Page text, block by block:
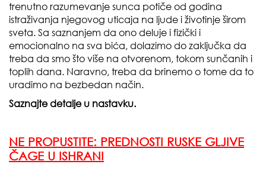
trenutno razumevanje sunca potiče od godina
istraživanja njegovog uticaja na ljude i životinje širom
sveta. Sa saznanjem da ono deluje i fizički i
emocionalno na sva bića, dolazimo do zaključka da
treba da smo što više na otvorenom, tokom sunčanih i
toplih dana. Naravno, treba da brinemo o tome da to
uradimo na bezbedan način.
Saznajte detalje u nastavku.
NE PROPUSTITE: PREDNOSTI RUSKE GLJIVE
ČAGE U ISHRANI